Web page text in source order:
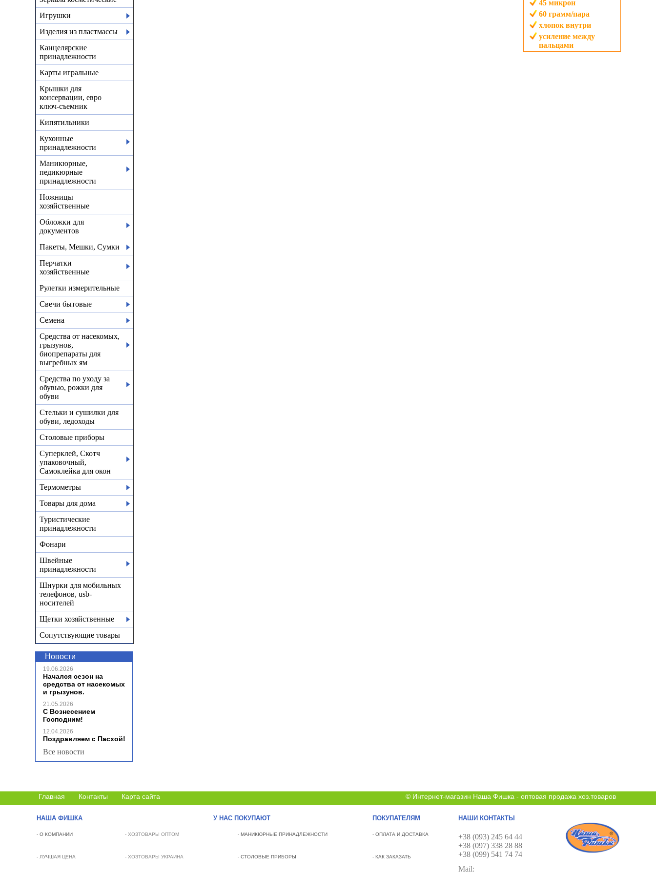
Игрушки
Изделия из пластмассы
Канцелярские
принадлежности
Карты игральные
Крышки для
консервации, евро
ключ-съемник
Кипятильники
Кухонные
принадлежности
Маникюрные,
педикюрные
принадлежности
Ножницы
хозяйственные
Обложки для
документов
Пакеты, Мешки, Сумки
Перчатки
хозяйственные
Рулетки измерительные
Свечи бытовые
Семена
Средства от насекомых,
грызунов,
биопрепараты для
выгребных ям
Средства по уходу за
обувью, рожки для
обуви
Стельки и сушилки для
обуви, ледоходы
Столовые приборы
Суперклей, Скотч
упаковочный,
Самоклейка для окон
Термометры
Товары для дома
Туристические
принадлежности
Фонари
Швейные
принадлежности
Шнурки для мобильных
телефонов, usb-
носителей
Щетки хозяйственные
Сопутствующие товары
Новости
19.06.2026
Начался сезон на
средства от насекомых
и грызунов.
21.05.2026
С Вознесением
Господним!
12.04.2026
Поздравляем с Пасхой!
Все новости
45 микрон
60 грамм/пара
хлопок внутри
усиление между
пальцами
Главная Контакты Карта сайта © Интернет-магазин Наша Фишка - оптовая продажа хоз.товаров
НАША ФИШКА У НАС ПОКУПАЮТ ПОКУПАТЕЛЯМ НАШИ КОНТАКТЫ
- О КОМПАНИИ - ХОЗТОВАРЫ ОПТОМ - МАНИКЮРНЫЕ ПРИНАДЛЕЖНОСТИ - ОПЛАТА И ДОСТАВКА
+38 (093) 245 64 44
+38 (097) 338 28 88
+38 (099) 541 74 74
Mail:
- ЛУЧШАЯ ЦЕНА - ХОЗТОВАРЫ УКРАИНА - СТОЛОВЫЕ ПРИБОРЫ - КАК ЗАКАЗАТЬ